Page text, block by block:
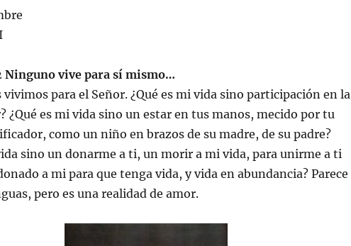
Ninguno vive para sí mismo…
para el Señor. ¿Qué es mi vida sino participación en la
¿Qué es mi vida sino un estar en tus manos, mecido por tu
como un niño en brazos de su madre, de su padre?
sino un donarme a ti, un morir a mi vida, para unirme a ti
a mi para que tenga vida, y vida en abundancia? Parece
pero es una realidad de amor.